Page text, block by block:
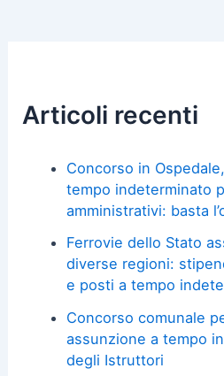
Articoli recenti
Concorso in
tempo indeterminato
amministrativi: basta
Ferrovie dello Stato
diverse regioni:
e posti a tempo
Concorso comunale
assunzione a tempo
degli Istruttori